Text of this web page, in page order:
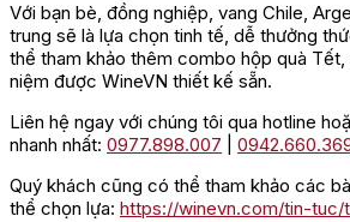
Với bạn bè, đồng nghiệp, vang Chile,
trung sẽ là lựa chọn tinh tế, dễ thưởng
thể tham khảo thêm combo hộp quà Tết,
niệm được WineVN thiết kế sẵn.
Liên hệ ngay với chúng tôi qua hotline
nhanh nhất: 0977.898.007
Quý khách cũng có thể tham khảo các
thể chọn lựa: https://winevn.com/tin-